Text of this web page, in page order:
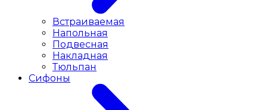
Встраиваемая
Напольная
Подвесная
Накладная
Тюльпан
Сифоны